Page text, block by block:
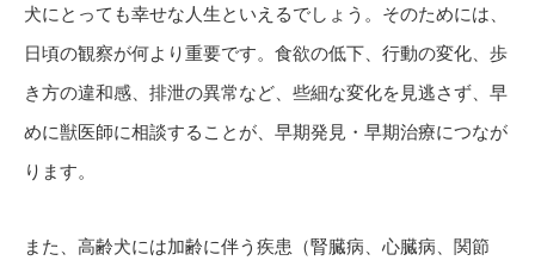
犬にとっても幸せな人生といえるでしょう。そのためには、
日頃の観察が何より重要です。食欲の低下、行動の変化、歩
き方の違和感、排泄の異常など、些細な変化を見逃さず、早
めに獣医師に相談することが、早期発見・早期治療につなが
ります。
また、高齢犬には加齢に伴う疾患（腎臓病、心臓病、関節